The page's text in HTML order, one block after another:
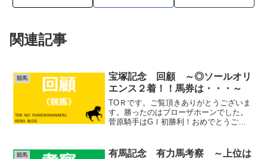
関連記事
競馬
宝塚記念 回顧 ～◎ソールオリ
エンス２着！！馬券は・・・～
TOＲです。ご覧頂きありがとうございま
す。勝ったのはブローザホーンでした。
菅原騎手はGⅠ初勝利！おめでとうござ
念 回顧１着 ...
競馬
有馬記念 有力馬考察 ～上位は